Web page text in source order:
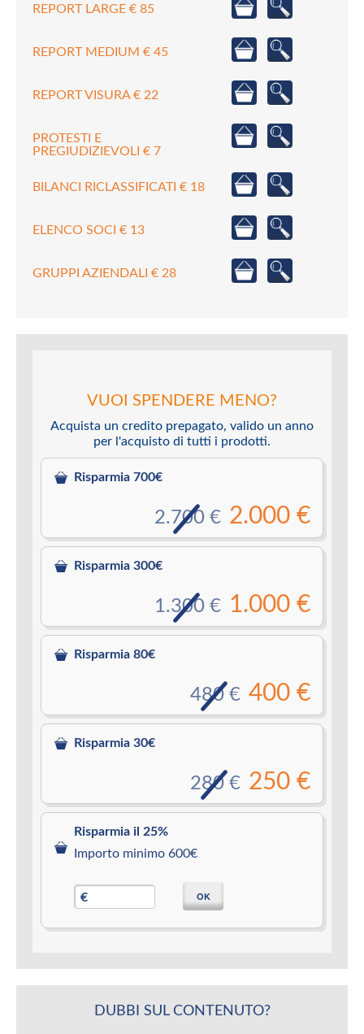
REPORT LARGE € 85
REPORT MEDIUM € 45
REPORT VISURA € 22
PROTESTI E
PREGIUDIZIEVOLI € 7
BILANCI RICLASSIFICATI € 18
ELENCO SOCI € 13
GRUPPI AZIENDALI € 28
VUOI SPENDERE MENO?
Acquista un credito prepagato, valido un anno
per l'acquisto di tutti i prodotti.
Risparmia 700€
2.000 €
2.700 €
Risparmia 300€
1.000 €
1.300 €
Risparmia 80€
400 €
480 €
Risparmia 30€
250 €
280 €
Risparmia il 25%
Importo minimo 600€
€ OK
DUBBI SUL CONTENUTO?